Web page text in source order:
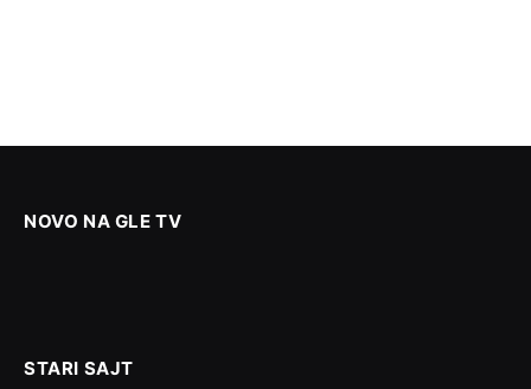
NOVO NA GLE TV
STARI SAJT